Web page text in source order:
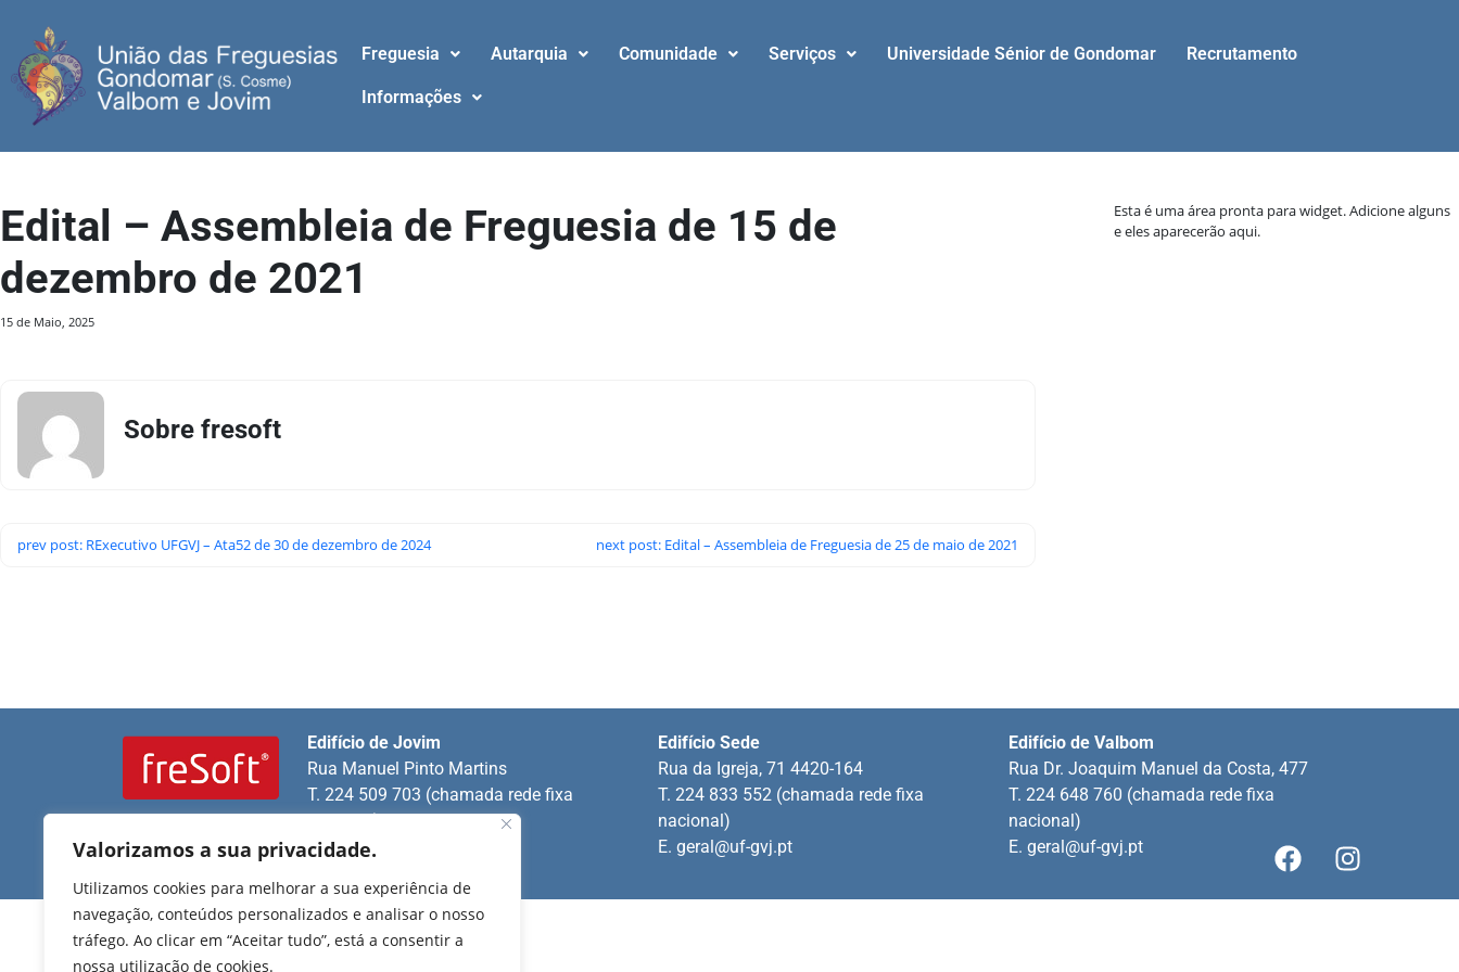
Valorizamos a sua privacidade.
Utilizamos cookies para melhorar a sua experiência de
navegação, conteúdos personalizados e analisar o nosso
tráfego. Ao clicar em “Aceitar tudo”, está a consentir a
nossa utilização de cookies.
Freguesia Autarquia Comunidade Serviços Universidade Sénior de Gondomar Recrutamento
Informações
Edital – Assembleia de Freguesia de 15 de
dezembro de 2021
15 de Maio, 2025
Sobre fresoft
prev post: RExecutivo UFGVJ – Ata52 de 30 de dezembro de 2024 next post: Edital – Assembleia de Freguesia de 25 de maio de 2021
Esta é uma área pronta para widget. Adicione alguns
e eles aparecerão aqui.
Edifício de Jovim
Rua Manuel Pinto Martins
T. 224 509 703 (chamada rede fixa
nacional)
E.geral@uf-gvj.pt
Edifício Sede
Rua da Igreja, 71 4420-164
T. 224 833 552 (chamada rede fixa
nacional)
E.geral@uf-gvj.pt
Edifício de Valbom
Rua Dr. Joaquim Manuel da Costa, 477
T. 224 648 760 (chamada rede fixa
nacional)
E.geral@uf-gvj.pt